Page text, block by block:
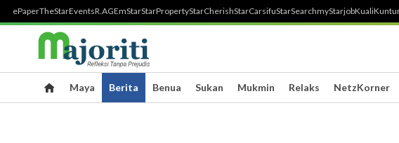
ePaperTheStarEventsR.AGEmStarStarPropertyStarCherishStarCarsifuStarSearchmyStarjobKuali
Maya Berita Benua Sukan Mukmin Relaks NetzKorner